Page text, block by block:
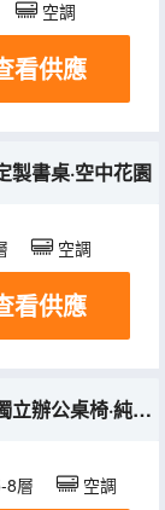
空調
看供應
製書桌·空中花園
空調
看供應
大方城景大床房|獨立辦公桌椅·純棉布草
8層 空調